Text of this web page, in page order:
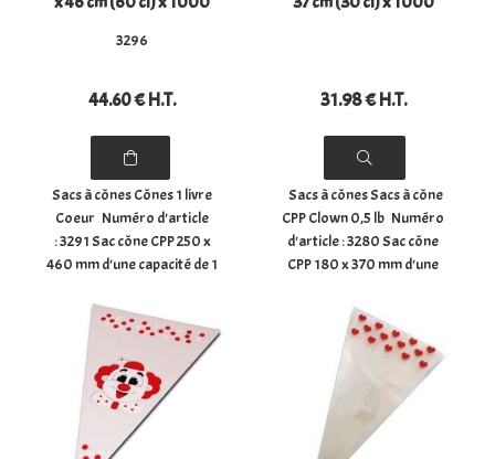
3296
44.60€H.T.
Sacs à cônes Cônes 1 livre
Coeur Numéro d'article
: 3291 Sac cône CPP 250 x
460 mm d'une capacité de 1
sont imprimés d'un clown
joyeux. Les sacs de
distribution sont également
...
31.98€ H.T.
Sacs à cônes Sacs à cône
CPP Clown 0,5 lb Numéro
d'article : 3280 Sac cône
CPP 180 x 370 mm d'une
à bonbons sont imprimés
d'un clown joyeux. Sachets
côniques à pop-corn ou ...